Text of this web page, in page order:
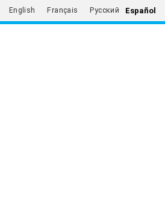
English Français Русский Español